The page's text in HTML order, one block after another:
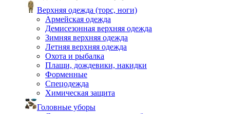
Верхняя одежда (торс, ноги)
Армейская одежда
Демисезонная верхняя одежда
Зимняя верхняя одежда
Летняя верхняя одежда
Охота и рыбалка
Плащи, дождевики, накидки
Форменные
Спецодежда
Химическая защита
Головные уборы